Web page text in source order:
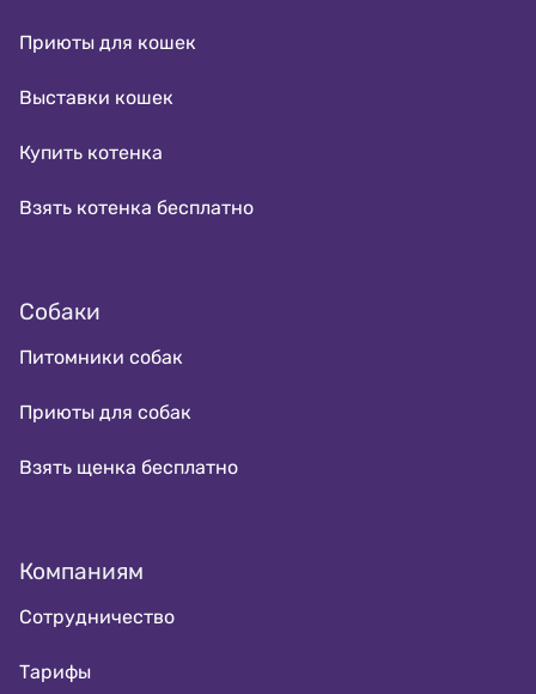
Приюты для кошек
Выставки кошек
Купить котенка
Взять котенка бесплатно
Собаки
Питомники собак
Приюты для собак
Взять щенка бесплатно
Компаниям
Сотрудничество
Тарифы